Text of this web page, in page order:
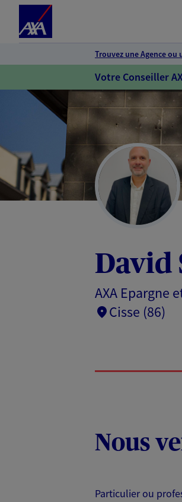
Trouvez une Agence ou
Votre Conseiller
David
AXA Epargne
Cisse (86)
Nous
Particulier ou